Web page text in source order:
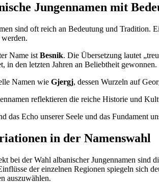
Jungennamen mit
sind oft reich an Bedeutung und Tradition.
Name ist Besnik. Die Übersetzung lautet
in den letzten Jahren an Beliebtheit gewonnen.
Namen wie Gjergj, dessen Wurzeln auf
reflektieren die reiche Historie und
das Echo unserer Seele und das Fundament
in der Namenswahl
bei der Wahl albanischer Jungennamen sind
der einzelnen Regionen spiegeln sich
auszuwählen.